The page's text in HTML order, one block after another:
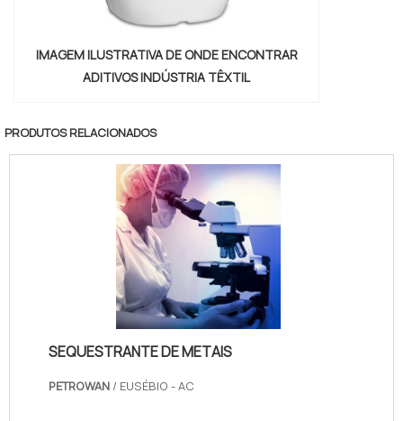
IMAGEM ILUSTRATIVA DE ONDE ENCONTRAR
ADITIVOS INDÚSTRIA TÊXTIL
PRODUTOS RELACIONADOS
SEQUESTRANTE DE METAIS
PETROWAN / EUSÉBIO - AC